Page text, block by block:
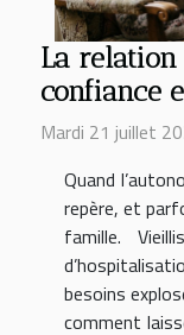
La
confiance
Mardi 21 juillet
Quand
repère, et
famille.
besoins
comment